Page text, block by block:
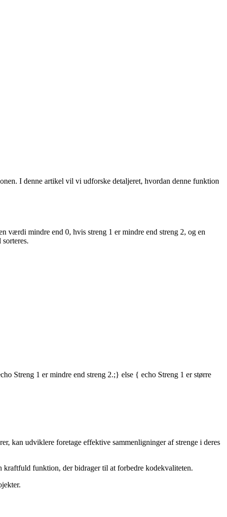
I denne artikel vil vi udforske detaljeret, hvordan denne funktion
værdi mindre end 0, hvis streng 1 er mindre end streng 2, og en
Streng 1 er mindre end streng 2.;} else { echo Streng 1 er større
kan udviklere foretage effektive sammenligninger af strenge i deres
kraftfuld funktion, der bidrager til at forbedre kodekvaliteten.